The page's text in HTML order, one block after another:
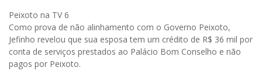
Peixoto na TV 6
Como prova de não alinhamento com o Governo Peixoto,
Jefinho revelou que sua esposa tem um crédito de R$ 36 mil por
conta de serviços prestados ao Palácio Bom Conselho e não
pagos por Peixoto.